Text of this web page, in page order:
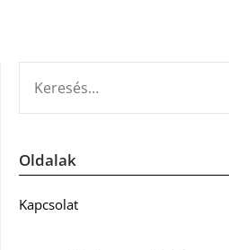
Oldalak
Kapcsolat